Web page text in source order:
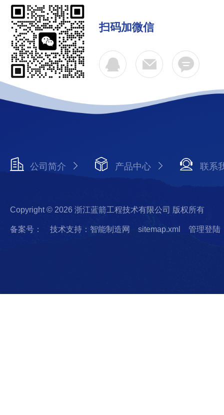
扫码加微信
公司简介 产品中心 联系
Copyright © 2026 浙江蓝箭工程技术有限公司 版权所有
备案号： 技术支持：智能制造网 sitemap.xml 管理登陆